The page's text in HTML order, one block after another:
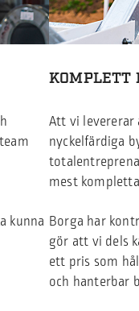
kunna
KOMPLETT
Att vi
nyckelfärdiga
mest
Borga har
gör att vi dels
ett pris som
och hanterbar